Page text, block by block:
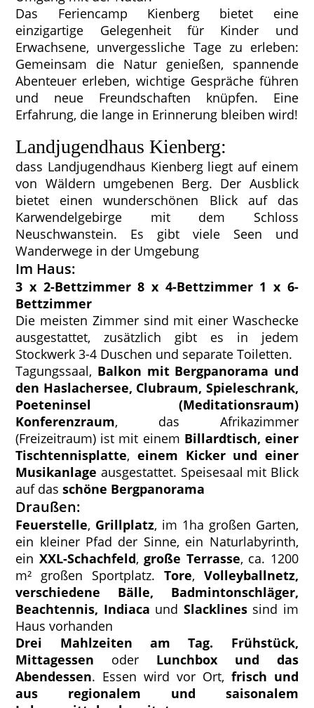
Das Feriencamp Kienberg bietet eine
einzigartige Gelegenheit für Kinder und
Erwachsene, unvergessliche Tage zu erleben:
Gemeinsam die Natur genießen, spannende
Abenteuer erleben, wichtige Gespräche führen
und neue Freundschaften knüpfen. Eine
Erfahrung, die lange in Erinnerung bleiben wird!
Landjugendhaus Kienberg:
dass Landjugendhaus Kienberg liegt auf einem
von Wäldern umgebenen Berg. Der Ausblick
bietet einen wunderschönen Blick auf das
Karwendelgebirge mit dem Schloss
Neuschwanstein. Es gibt viele Seen und
Wanderwege in der Umgebung
Im Haus:
3 x 2-Bettzimmer 8 x 4-Bettzimmer 1 x 6-
Bettzimmer
Die meisten Zimmer sind mit einer Waschecke
ausgestattet, zusätzlich gibt es in jedem
Stockwerk 3-4 Duschen und separate Toiletten.
Tagungssaal, Balkon mit Bergpanorama und
den Haslachersee, Clubraum, Spieleschrank,
Poeteninsel (Meditationsraum)
Konferenzraum, das Afrikazimmer
(Freizeitraum) ist mit einem Billardtisch, einer
Tischtennisplatte, einem Kicker und einer
Musikanlage ausgestattet. Speisesaal mit Blick
auf dasschöne Bergpanorama
Draußen:
Feuerstelle, Grillplatz, im 1ha großen Garten,
ein kleiner Pfad der Sinne, ein Naturlabyrinth,
ein XXL-Schachfeld,große Terrasse, ca. 1200
m² großen Sportplatz. Tore, Volleyballnetz,
verschiedene Bälle, Badmintonschläger,
Beachtennis, Indiaca und Slacklinessind im
Haus vorhanden
Drei Mahlzeiten am Tag. Frühstück,
Mittagessen oder Lunchbox und das
Abendessen. Essen wird vor Ort, frisch und
aus regionalem und saisonalem